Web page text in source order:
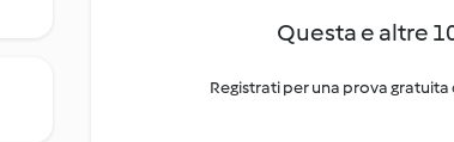
Questa e altre
Registrati per una prova